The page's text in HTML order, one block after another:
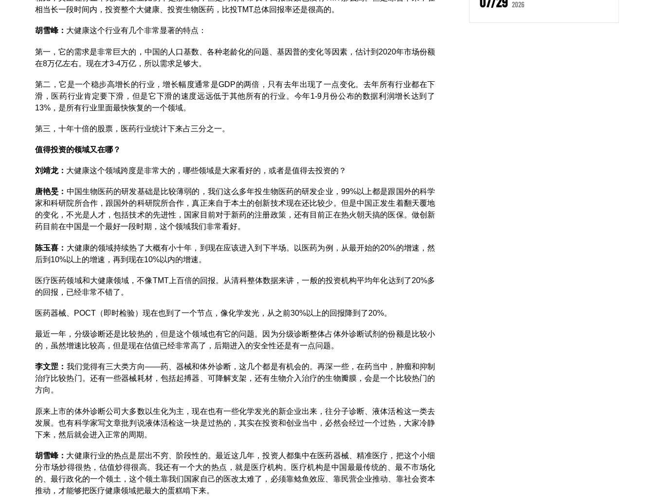
相当长一段时间内，投资整个大健康、投资生物医药，比投TMT总体回报率还是很高的。
胡雪峰： 大健康这个行业有几个非常显著的特点：
第一，它的需求是非常巨大的，中国的人口基数、各种老龄化的问题、基因普的变化等因素，估计到2020年市场份额
在8万亿左右。现在才3-4万亿，所以需求足够大。
第二，它是一个稳步高增长的行业，增长幅度通常是GDP的两倍，只有去年出现了一点变化。去年所有行业都在下
滑，医药行业肯定要下滑，但是它下滑的速度远远低于其他所有的行业。今年1-9月份公布的数据利润增长达到了
13%，是所有行业里面最快恢复的一个领域。
第三，十年十倍的股票，医药行业统计下来占三分之一。
值得投资的领域又在哪？
刘靖龙： 大健康这个领域跨度是非常大的，哪些领域是大家看好的，或者是值得去投资的？
唐艳旻： 中国生物医药的研发基础是比较薄弱的，我们这么多年投生物医药的研发企业，99%以上都是跟国外的科学
家和科研院所合作，跟国外的科研院所合作，真正来自于本土的创新技术现在还比较少。但是中国正发生着翻天覆地
的变化，不光是人才，包括技术的先进性，国家目前对于新药的注册政策，还有目前正在热火朝天搞的医保。做创新
药目前在中国是一个最好一段时期，这个领域我们非常看好。
陈玉喜： 大健康的领域持续热了大概有小十年，到现在应该进入到下半场。以医药为例，从最开始的20%的增速，然
后到10%以上的增速，再到现在10%以内的增速。
医疗医药领域和大健康领域，不像TMT上百倍的回报。从清科整体数据来讲，一般的投资机构平均年化达到了20%多
的回报，已经非常不错了。
医药器械、POCT（即时检验）现在也到了一个节点，像化学发光，从之前30%以上的回报降到了20%。
最近一年，分级诊断还是比较热的，但是这个领域也有它的问题。因为分级诊断整体占体外诊断试剂的份额是比较小
的，虽然增速比较高，但是现在估值已经非常高了，后期进入的安全性还是有一点问题。
李文罡： 我们觉得有三大类方向——药、器械和体外诊断，这几个都是有机会的。再深一些，在药当中，肿瘤和抑制
治疗比较热门。还有一些器械耗材，包括起搏器、可降解支架，还有生物介入治疗的生物瓣膜，会是一个比较热门的
方向。
原来上市的体外诊断公司大多数以生化为主，现在也有一些化学发光的新企业出来，往分子诊断、液体活检这一类去
发展。也有科学家写文章批判说液体活检这一块是过热的，其实在投资和创业当中，必然会经过一个过热，大家冷静
下来，然后就会进入正常的周期。
胡雪峰： 大健康行业的热点是层出不穷、阶段性的。最近这几年，投资人都集中在医药器械、精准医疗，把这个小细
分市场炒得很热，估值炒得很高。我还有一个大的热点，就是医疗机构。医疗机构是中国最最传统的、最不市场化
的、最行政化的一个领土，这个领土靠我们国家自己的医改太难了，必须靠鲶鱼效应、靠民营企业推动、靠社会资本
推动，才能够把医疗健康领域把最大的蛋糕啃下来。
2026